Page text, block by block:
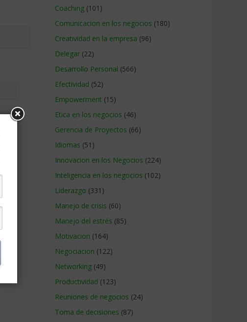
Coaching (101)
Comunicacion en los negocios (180)
Creatividad en la empresa (96)
Delegar (22)
Desarrollo Personal (566)
Efectividad (52)
Empowerment (15)
Etica en los negocios (46)
Gerencia de Proyectos (66)
Idiomas (51)
Innovacion en los Negocios (224)
Inteligencia en los negocios (102)
Liderazgo (331)
Manejo de crisis (60)
Manejo del estrés (85)
Motivacion (164)
Negociacion (122)
Networking (49)
Productividad (123)
Reuniones de negocios (24)
Toma de decisiones (87)